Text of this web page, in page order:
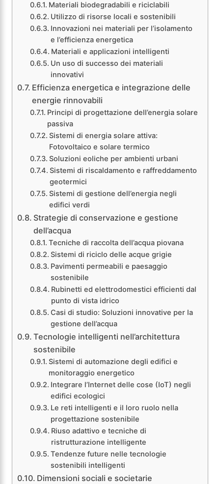
Materiali biodegradabili e riciclabili
Utilizzo di risorse locali e sostenibili
Innovazioni nei materiali per l’isolamento
e l’efficienza energetica
Materiali e applicazioni intelligenti
Un uso di successo dei materiali
innovativi
Efficienza energetica e integrazione delle
energie rinnovabili
Principi di progettazione dell’energia solare
passiva
Sistemi di energia solare attiva:
Fotovoltaico e solare termico
Soluzioni eoliche per ambienti urbani
Sistemi di riscaldamento e raffreddamento
geotermici
Sistemi di gestione dell’energia negli
edifici verdi
Strategie di conservazione e gestione
dell’acqua
Tecniche di raccolta dell’acqua piovana
Sistemi di riciclo delle acque grigie
Pavimenti permeabili e paesaggio
sostenibile
Rubinetti ed elettrodomestici efficienti dal
punto di vista idrico
Casi di studio: Soluzioni innovative per la
gestione dell’acqua
Tecnologie intelligenti nell’architettura
sostenibile
Sistemi di automazione degli edifici e
monitoraggio energetico
Integrare l’Internet delle cose (IoT) negli
edifici ecologici
Le reti intelligenti e il loro ruolo nella
progettazione sostenibile
Riuso adattivo e tecniche di
ristrutturazione intelligente
Tendenze future nelle tecnologie
sostenibili intelligenti
Dimensioni sociali e societarie